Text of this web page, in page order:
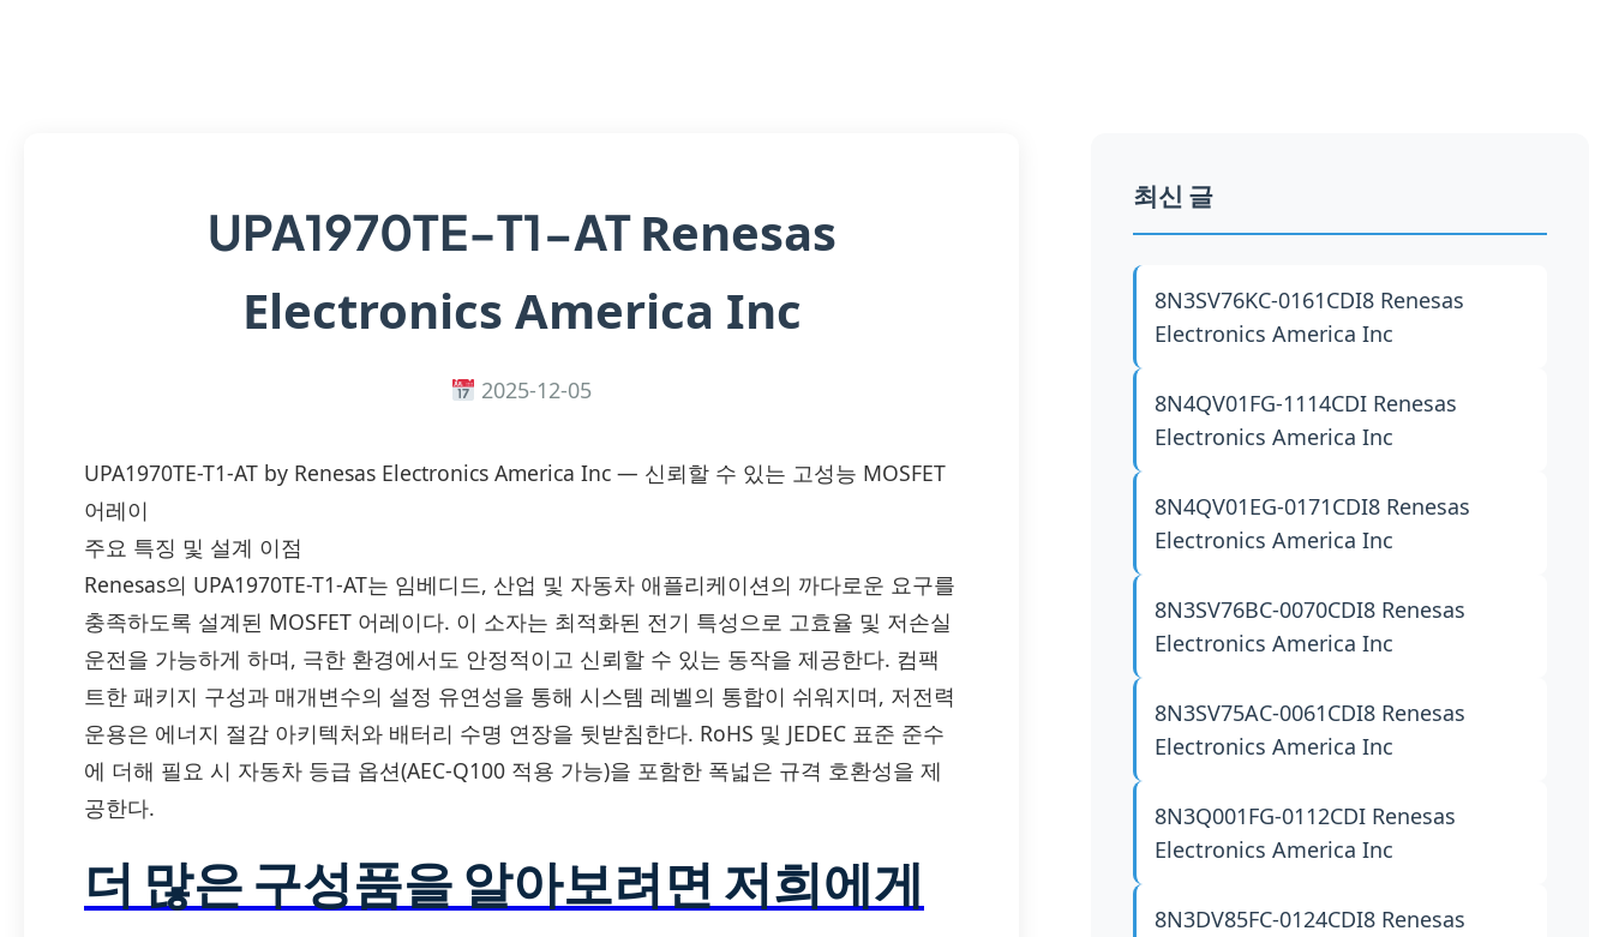
UPA1970TE-T1-ATRenesas
Electronics America Inc
2025-12-05
UPA1970TE-T1-AT by Renesas Electronics America Inc — 신뢰할 수 있는 고성능 MOSFET
어레이
주요 특징 및 설계 이점
Renesas의 UPA1970TE-T1-AT는 임베디드, 산업 및 자동차 애플리케이션의 까다로운 요구를
충족하도록 설계된 MOSFET 어레이다. 이 소자는 최적화된 전기 특성으로 고효율 및 저손실
운전을 가능하게 하며, 극한 환경에서도 안정적이고 신뢰할 수 있는 동작을 제공한다. 컴팩
트한 패키지 구성과 매개변수의 설정 유연성을 통해 시스템 레벨의 통합이 쉬워지며, 저전력
운용은 에너지 절감 아키텍처와 배터리 수명 연장을 뒷받침한다. RoHS 및 JEDEC 표준 준수
에 더해 필요 시 자동차 등급 옵션(AEC-Q100 적용 가능)을 포함한 폭넓은 규격 호환성을 제
공한다.
더 많은 구성품을 알아보려면 저희에게
최신 글
8N3SV76KC-0161CDI8 Renesas
Electronics America Inc
8N4QV01FG-1114CDI Renesas
Electronics America Inc
8N4QV01EG-0171CDI8 Renesas
Electronics America Inc
8N3SV76BC-0070CDI8 Renesas
Electronics America Inc
8N3SV75AC-0061CDI8 Renesas
Electronics America Inc
8N3Q001FG-0112CDI Renesas
Electronics America Inc
8N3DV85FC-0124CDI8 Renesas